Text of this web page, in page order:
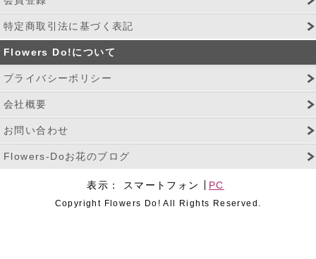
特定商取引法に基づく表記
Flowers Do!について
プライバシーポリシー
会社概要
お問い合わせ
Flowers-Doお花のブログ
表示： スマートフォン PC
Copyright Flowers Do! All Rights Reserved.